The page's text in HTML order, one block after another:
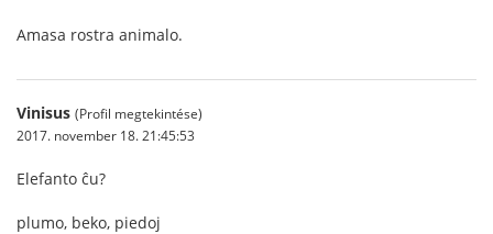
Amasa rostra animalo.
Vinisus (Profil megtekintése)
2017. november 18. 21:45:53
Elefanto ĉu?
plumo, beko, piedoj